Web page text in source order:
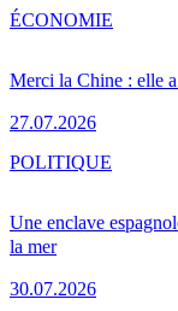
Merci la Chine : elle
27.07.2026
ÉCONOMIE
Une enclave
la mer
30.07.2026
POLITIQUE